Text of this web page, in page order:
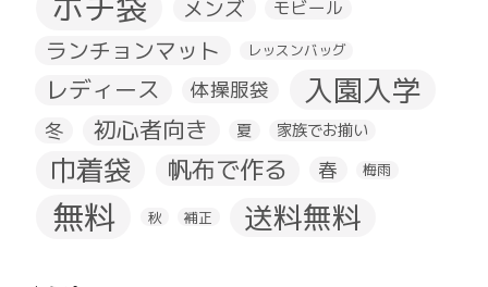
メンズ モビール
ランチョンマット レッスンバッグ
レディース 体操服袋 入園入学
冬 初心者向き 夏 家族でお揃い
巾着袋 帆布で作る 春 梅雨
無料 秋 補正 送料無料